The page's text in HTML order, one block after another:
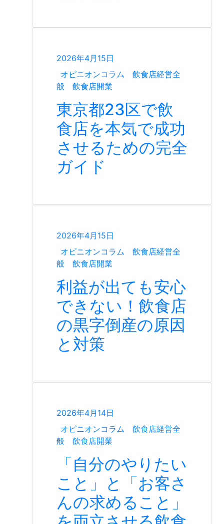
2026年4月15日
オピニオンコラム
飲食店経営全
般
飲食店開業
東京都23区で飲
食店を本気で成功
させるための完全
ガイド
2026年4月15日
オピニオンコラム
飲食店経営全
般
飲食店開業
利益が出ても安心
できない！飲食店
の黒字倒産の原因
と対策
2026年4月14日
オピニオンコラム
飲食店経営全
般
飲食店開業
「自分のやりたい
こと」と「お客さ
んの求めること」